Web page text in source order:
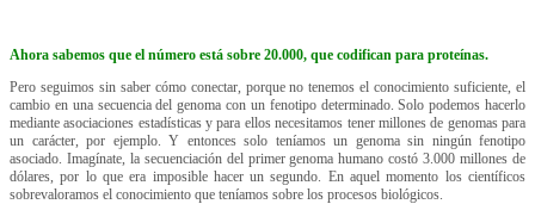
Ahora sabemos que el número está sobre 20.000, que codifican para proteínas.
Pero seguimos sin saber cómo conectar, porque no tenemos el conocimiento suficiente, el
cambio en una secuencia del genoma con un fenotipo determinado. Solo podemos hacerlo
mediante asociaciones estadísticas y para ellos necesitamos tener millones de genomas para
un carácter, por ejemplo. Y entonces solo teníamos un genoma sin ningún fenotipo
asociado. Imagínate, la secuenciación del primer genoma humano costó 3.000 millones de
dólares, por lo que era imposible hacer un segundo. En aquel momento los científicos
sobrevaloramos el conocimiento que teníamos sobre los procesos biológicos.